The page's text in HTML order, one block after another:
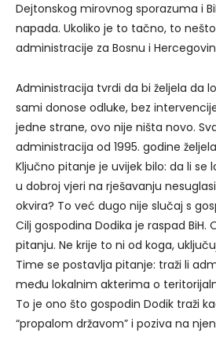
Dejtonskog mirovnog sporazuma i
napada. Ukoliko je to tačno, to
administracije za Bosnu i
Administracija tvrdi da bi željela da
sami donose odluke, bez
jedne strane, ovo nije ništa novo.
administracija od 1995. godine
Ključno pitanje je uvijek bilo: da li se
u dobroj vjeri na rješavanju
okvira? To već dugo nije slučaj s
Cilj gospodina Dodika je raspad
pitanju. Ne krije to ni od koga,
Time se postavlja pitanje: traži li
među lokalnim akterima o
To je ono što gospodin Dodik traži
“propalom državom” i poziva na